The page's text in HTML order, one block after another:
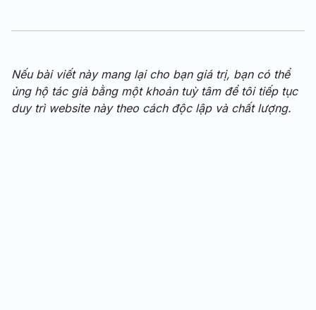
Nếu bài viết này mang lại cho bạn giá trị, bạn có thể
ủng hộ tác giả bằng một khoản tuỳ tâm để tôi tiếp tục
duy trì website này theo cách độc lập và chất lượng.